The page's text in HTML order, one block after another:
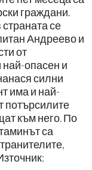
граждани.
се
Андреево и
от
опасен и
силни
има и най-
потърсилите
към него. По
са